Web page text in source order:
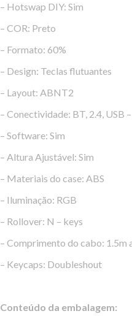
– Hotswap DIY: Sim
– COR: Preto
– Formato: 60%
– Design: Teclas flutuantes
– Layout: ABNT2
– Conectividade: BT, 2.4, USB
– Software: Sim
– Altura Ajustável: Sim
– Materiais do case: ABS
– Iluminação: RGB
– Rollover: N – keys
– Comprimento do cabo: 1.5m
– Keycaps: Doubleshout
Conteúdo da embalagem: